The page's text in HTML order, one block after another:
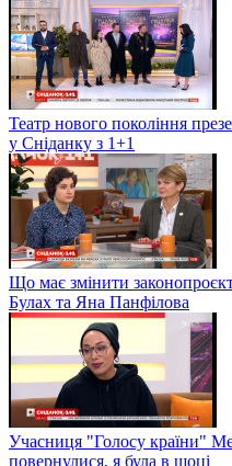
Театр нового покоління
у Сніданку з 1+1
Що має змінити
Булах та Яна Панфілова
Учасниця "Голосу країни"
повернулися, я була в шоці